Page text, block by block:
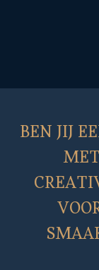
BEN JIJ